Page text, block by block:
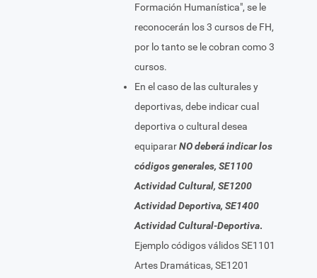
Formación Humanística", se le
reconocerán los 3 cursos de FH,
por lo tanto se le cobran como 3
cursos.
En el caso de las culturales y
deportivas, debe indicar cual
deportiva o cultural desea
equipararNO deberá indicar los
códigos generales, SE1100
Actividad Cultural, SE1200
Actividad Deportiva, SE1400
Actividad Cultural-Deportiva.
Ejemplo códigos válidos SE1101
Artes Dramáticas, SE1201